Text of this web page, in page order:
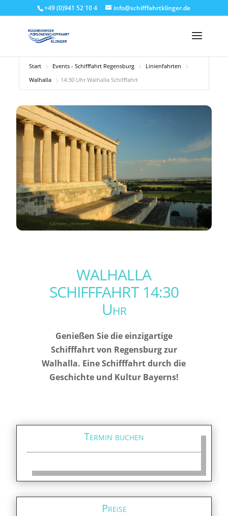
+49 (0)941 52 10 4 info@schifffahrtklinger.de
Start Events - Schifffahrt Regensburg
Linienfahrten
Walhalla
14:30 Uhr Walhalla Schifffahrt
WALHALLA
SCHIFFFAHRT 14:30
Uhr
Genießen Sie die einzigartige
Schifffahrt von Regensburg zur
Walhalla. Eine Schifffahrt durch die
Geschichte und Kultur Bayerns!
Termin buchen
Preise